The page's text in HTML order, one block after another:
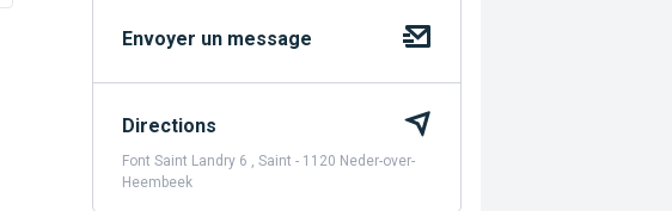
Envoyer un message
Directions
Font Saint Landry 6 , Saint - 1120 Neder-over-
Heembeek